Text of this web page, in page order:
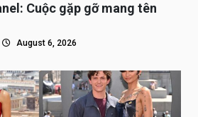
Cuộc gặp gỡ mang tên
August 6, 2026